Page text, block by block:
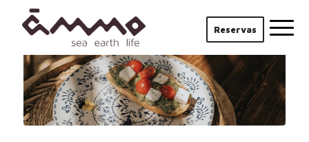
Reservas